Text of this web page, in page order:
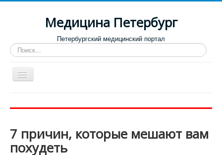
Медицина Петербург
Петербургский медицинский портал
Искать...
Toggle
Navigation
Роддома и женские консультации
Диспансеры
7 причин, которые мешают вам
похудеть